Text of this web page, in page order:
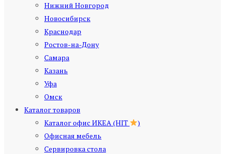
Нижний Новгород
Новосибирск
Краснодар
Ростов-на-Дону
Самара
Казань
Уфа
Омск
Каталог товаров
Каталог офис ИКЕА (HIT
)
Офисная мебель
Сервировка стола